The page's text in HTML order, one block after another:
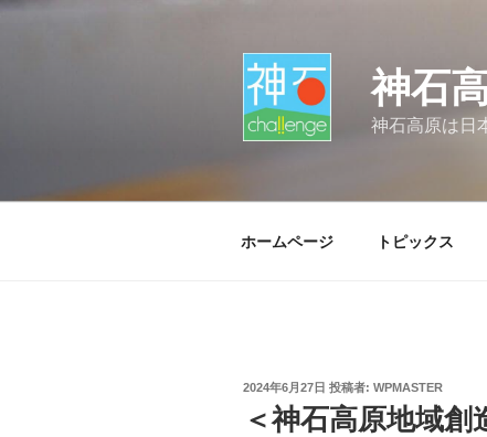
コ
キ
神石
神石高原は日
ホームページ トピックス
投
日:
2024年6月27日 投稿者: WPMASTER
＜神石高原地域